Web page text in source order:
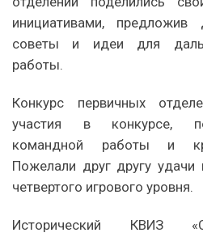
инициативами, предложив
советы и идеи для
работы.
Конкурс первичных
участия в конкурсе,
командной работы и
Пожелали друг другу
четвертого игрового уровня.
Исторический КВИЗ